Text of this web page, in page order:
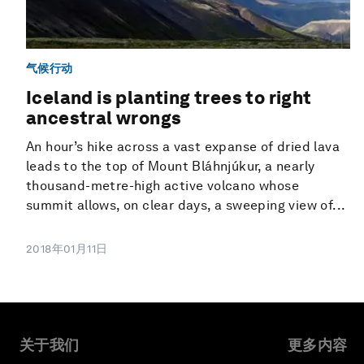
气候行动
Iceland is planting trees to right
ancestral wrongs
An hour’s hike across a vast expanse of dried lava
leads to the top of Mount Bláhnjúkur, a nearly
thousand-metre-high active volcano whose
summit allows, on clear days, a sweeping view of...
2018年01月11日
关于我们 更多内容